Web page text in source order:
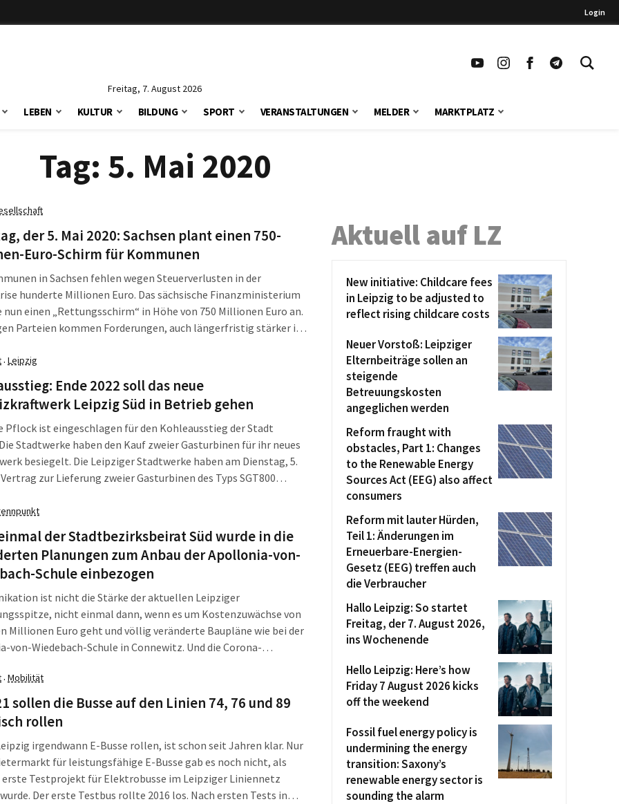
Login
Freitag, 7. August 2026
LEBEN KULTUR BILDUNG SPORT VERANSTALTUNGEN MELDER MARKTPLATZ
Tag: 5. Mai 2020
der 5. Mai 2020: Sachsen plant einen 750-
Euro-Schirm für Kommunen
in Sachsen fehlen wegen Steuerverlusten in der
hunderte Millionen Euro. Das sächsische Finanzministerium
nun einen „Rettungsschirm“ in Höhe von 750 Millionen Euro an.
Parteien kommen Forderungen, auch längerfristig stärker in
2020, in Leipzig und Sachsen wichtig war.
· Leipzig
Ende 2022 soll das neue
Leipzig Süd in Betrieb gehen
Pflock ist eingeschlagen für den Kohleausstieg der Stadt
Stadtwerke haben den Kauf zweier Gasturbinen für ihr neues
besiegelt. Die Leipziger Stadtwerke haben am Dienstag, 5.
zur Lieferung zweier Gasturbinen des Typs SGT800
von 2 mal 62 MW werden im neuen
(HKW) Leipzig Süd in der Bornaischen Straße zum Einsatz
der Stadtbezirksbeirat Süd wurde in die
Planungen zum Anbau der Apollonia-von-
Schule einbezogen
ist nicht die Stärke der aktuellen Leipziger
nicht einmal dann, wenn es um Kostenzuwächse von
Millionen Euro geht und völlig veränderte Baupläne wie bei der
von-Wiedebach-Schule in Connewitz. Und die Corona-
Gesundheit und Schule wusste seit August 2019, dass
geplanten Erweiterungsbau für die Oberschule fast alles
hatte.
· Mobilität
sollen die Busse auf den Linien 74, 76 und 89
rollen
irgendwann E-Busse rollen, ist schon seit Jahren klar. Nur
für leistungsfähige E-Busse gab es noch nicht, als
erste Testprojekt für Elektrobusse im Leipziger Liniennetz
Der erste Testbus rollte 2016 los. Nach ersten Tests in
Aktuell auf LZ
New initiative: Childcare fees
in Leipzig to be adjusted to
reflect rising childcare costs
Neuer Vorstoß: Leipziger
Elternbeiträge sollen an
steigende
Betreuungskosten
angeglichen werden
Reform fraught with
obstacles, Part 1: Changes
to the Renewable Energy
Sources Act (EEG) also affect
consumers
Reform mit lauter Hürden,
Teil 1: Änderungen im
Erneuerbare-Energien-
Gesetz (EEG) treffen auch
die Verbraucher
Hallo Leipzig: So startet
Freitag, der 7. August 2026,
ins Wochenende
Hello Leipzig: Here’s how
Friday 7 August 2026 kicks
off the weekend
Fossil fuel energy policy is
undermining the energy
transition: Saxony’s
renewable energy sector is
sounding the alarm